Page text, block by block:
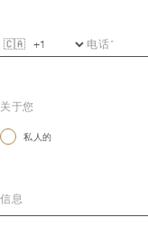
关于您
私人的